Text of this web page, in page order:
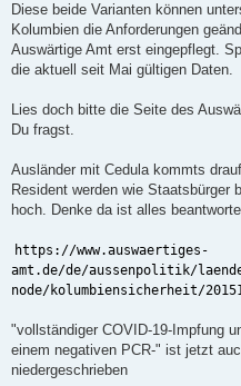
Diese beide Varianten können
Kolumbien die Anforderungen
Auswärtige Amt erst eingepflegt.
die aktuell seit Mai gültigen Daten.
Lies doch bitte die Seite des
Du fragst.
Ausländer mit Cedula kommts
Resident werden wie Staatsbürger
hoch. Denke da ist alles
https://www.auswaertiges-
amt.de/de/aussenpolitik/
node/kolumbiensicherheit/
"vollständiger COVID-19-Impfung
einem negativen PCR-" ist jetzt
niedergeschrieben